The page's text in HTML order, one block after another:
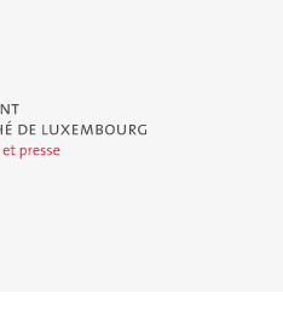
de Luxembourg - Service